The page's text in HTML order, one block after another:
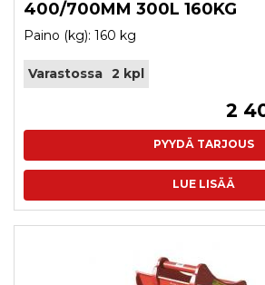
400/700MM 300L 160KG
Paino (kg): 160 kg
Varastossa 2 kpl
2
PYYDÄ TARJOUS
LUE LISÄÄ